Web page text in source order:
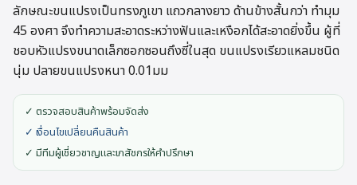
was:
120 บาท.
is:
114 บาท.
ลักษณะขนแปรงเป็นทรงภูเขา แถวกลางยาว ด้านข้างสั้นกว่า ทำมุม
45 องศา จึงทำความสะอาดระหว่างฟันและเหงือกได้สะอาดยิ่งขึ้น ผู้ที่
ชอบหัวแปรงขนาดเล็กซอกซอนถึงซี่ในสุด ขนแปรงเรียวแหลมชนิด
นุ่ม ปลายขนแปรงหนา 0.01มม
✓ ตรวจสอบสินค้าพร้อมจัดส่ง
✓ เงื่อนไขเปลี่ยนคืนสินค้า
✓ มีทีมผู้เชี่ยวชาญและเภสัชกรให้คำปรึกษา